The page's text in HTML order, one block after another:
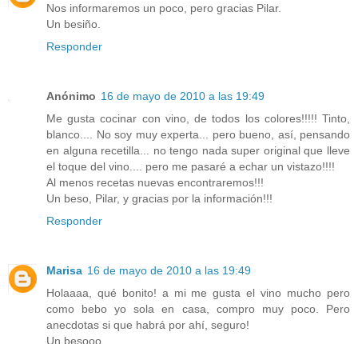
Nos informaremos un poco, pero gracias Pilar.
Un besiño.
Responder
Anónimo 16 de mayo de 2010 a las 19:49
Me gusta cocinar con vino, de todos los colores!!!!! Tinto,
blanco.... No soy muy experta... pero bueno, así, pensando
en alguna recetilla... no tengo nada super original que lleve
el toque del vino.... pero me pasaré a echar un vistazo!!!!
Al menos recetas nuevas encontraremos!!!
Un beso, Pilar, y gracias por la información!!!
Responder
Marisa 16 de mayo de 2010 a las 19:49
Holaaaa, qué bonito! a mi me gusta el vino mucho pero
como bebo yo sola en casa, compro muy poco. Pero
anecdotas si que habrá por ahí, seguro!
Un besooo